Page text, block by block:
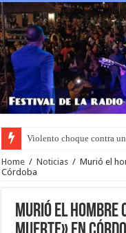
Violento choque contra
Home / Noticias / Murió el
Córdoba
Murió el hombre